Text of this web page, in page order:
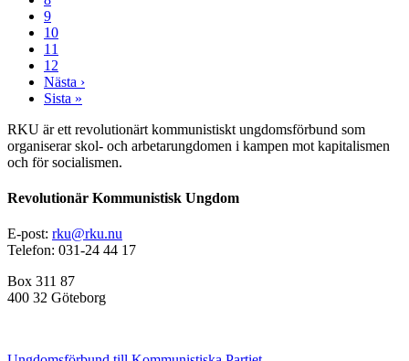
Page
9
Page
10
Page
11
Page
12
Nästa
sida
Nästa ›
Sista
Sista »
RKU är ett revolutionärt kommunistiskt ungdomsförbund som
organiserar skol- och arbetarungdomen i kampen mot kapitalismen
och för socialismen.
Revolutionär Kommunistisk Ungdom
E-post: rku@rku.nu
Telefon: 031-24 44 17
Box 311 87
400 32 Göteborg